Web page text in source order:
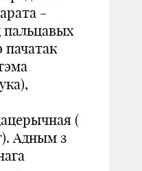
-
пальцавых
пачатак
(
Адным з